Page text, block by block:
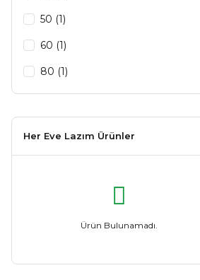
50 (1)
60 (1)
80 (1)
Her Eve Lazım Ürünler
Ürün Bulunamadı.